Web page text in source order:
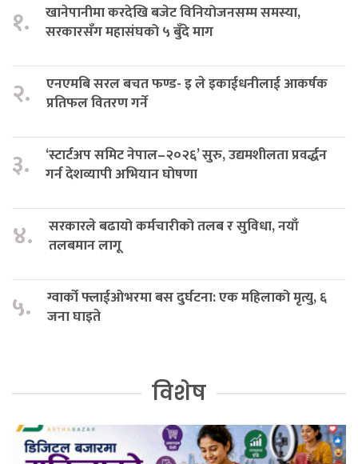
१.
खानेपानीमा करदेखि बजेट विनियोजनसम्म समस्या,
सरकारसँग महासंघको ५ बुँदे माग
२.
एनएमबि सरल बचत फण्ड- इ ले इकाईधनीलाई आकर्षक
प्रतिफल वितरण गर्ने
३.
‘स्टार्टअप समिट नेपाल–२०२६’ सुरु, उद्यमशीलता प्रवर्द्धन
गर्न देशव्यापी अभियान घोषणा
४.
सरकारले बढायो कर्मचारीको तलब र सुविधा, नयाँ
तलबमान लागू
५.
ग्वार्को फ्लाईओभरमा बस दुर्घटना: एक महिलाको मृत्यु, ६
जना घाइते
विशेष